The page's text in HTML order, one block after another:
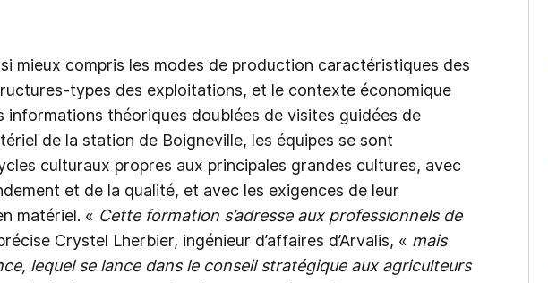
mieux compris les modes de production caractéristiques des
types des exploitations, et le contexte économique
informations théoriques doublées de visites guidées de
de la station de Boigneville, les équipes se sont
culturaux propres aux principales grandes cultures, avec
et de la qualité, et avec les exigences de leur
matériel. « Cette formation s’adresse aux professionnels de
Crystel Lherbier, ingénieur d’affaires d’Arvalis, « mais
lequel se lance dans le conseil stratégique aux agriculteurs